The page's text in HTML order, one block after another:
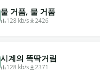
물 거품, 물 거품
128 kb/s 2426
시계의 똑딱거림
128 kb/s 2371